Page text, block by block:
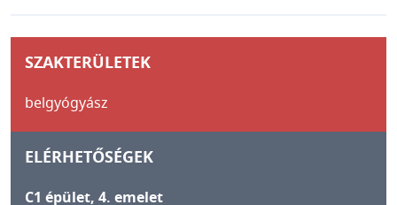
SZAKTERÜLETEK
belgyógyász
ELÉRHETŐSÉGEK
C1 épület, 4. emelet